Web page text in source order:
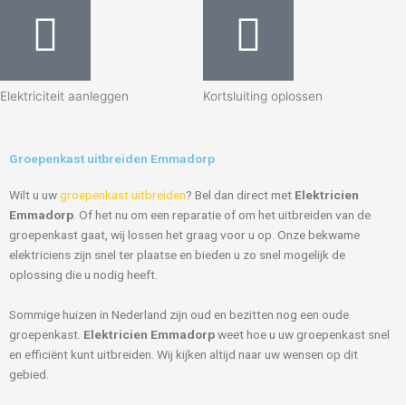
Elektriciteit aanleggen Kortsluiting oplossen
Groepenkast uitbreiden Emmadorp
Wilt u uwgroepenkast uitbreiden? Bel dan direct met Elektricien
Emmadorp. Of het nu om een reparatie of om het uitbreiden van de
groepenkast gaat, wij lossen het graag voor u op. Onze bekwame
elektriciens zijn snel ter plaatse en bieden u zo snel mogelijk de
oplossing die u nodig heeft.
Sommige huizen in Nederland zijn oud en bezitten nog een oude
groepenkast. Elektricien Emmadorpweet hoe u uw groepenkast snel
en efficiënt kunt uitbreiden. Wij kijken altijd naar uw wensen op dit
gebied.